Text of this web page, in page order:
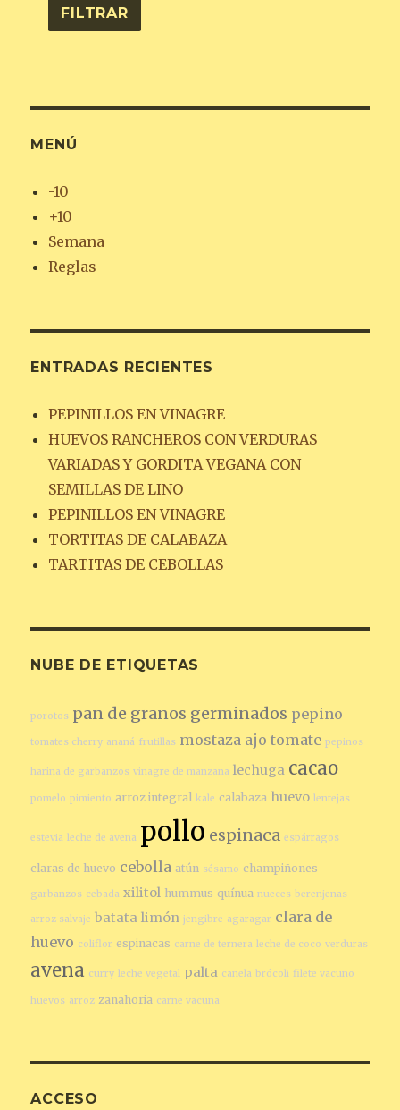
MENÚ
-10
+10
Semana
Reglas
ENTRADAS RECIENTES
PEPINILLOS EN VINAGRE
HUEVOS RANCHEROS CON VERDURAS
VARIADAS Y GORDITA VEGANA CON
SEMILLAS DE LINO
PEPINILLOS EN VINAGRE
TORTITAS DE CALABAZA
TARTITAS DE CEBOLLAS
NUBE DE ETIQUETAS
porotos pan de granos germinados pepino
tomates cherry ananá frutillas mostaza ajo tomate pepinos
harina de garbanzos vinagre de manzana lechuga cacao
pomelo pimiento arroz integral kale calabaza huevo lentejas
estevia leche de avena pollo espinaca espárragos
claras de huevo cebolla atún sésamo champiñones
garbanzos cebada xilitol hummus quínua nueces berenjenas
arroz salvaje batata limón jengibre agaragar clara de
huevo coliflor espinacas carne de ternera leche de coco verduras
avena curry leche vegetal palta canela brócoli filete vacuno
huevos arroz zanahoria carne vacuna
ACCESO